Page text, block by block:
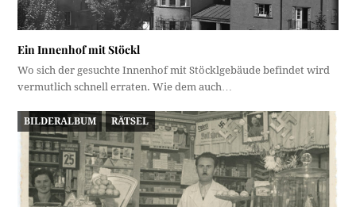
Ein Innenhof mit Stöckl
Wo sich der gesuchte Innenhof mit Stöcklgebäude befindet wird
vermutlich schnell erraten. Wie dem auch…
BILDERALBUM RÄTSEL